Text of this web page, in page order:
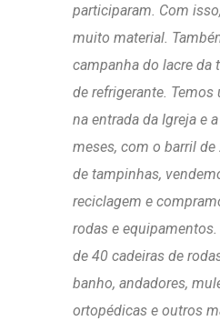
participaram. Com
muito material.
campanha do lacre da
de refrigerante.
na entrada da Igreja e
meses, com o barril
de tampinhas,
reciclagem e
rodas e
de 40 cadeiras de
banho, andadores,
ortopédicas e outros